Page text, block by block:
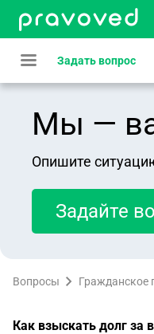
Задать вопрос
Мы —
Опишите
Задайте
Вопросы Гражданское
Как взыскать долг за